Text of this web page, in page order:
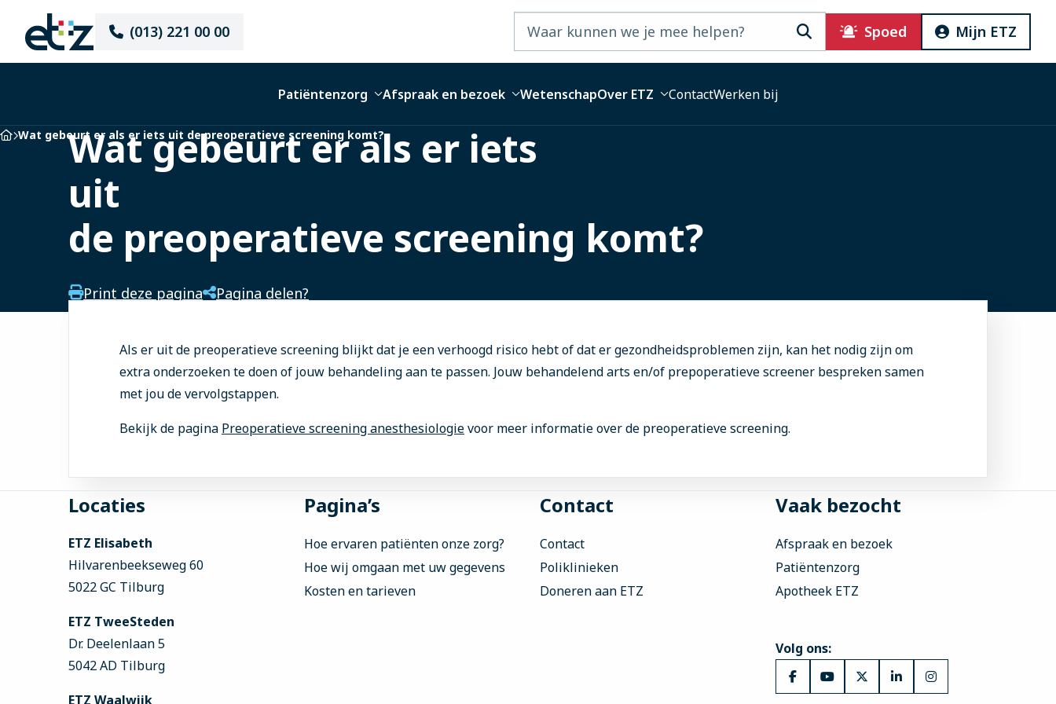
Elisabeth-
TweeSteden
Ziekenhuis
(013) 221 00 00 Zoeken Spoed Mijn ETZ
Patiëntenzorg Afspraak en bezoek WetenschapOver ETZ ContactWerken bij
Home
Wat gebeurt er als er iets uit de preoperatieve screening komt?
Wat gebeurt er als er iets
uit
de preoperatieve screening komt?
Print deze pagina Pagina delen?
Als er uit de preoperatieve screening blijkt dat je een verhoogd risico hebt of dat er gezondheidsproblemen zijn, kan het nodig zijn om
extra onderzoeken te doen of jouw behandeling aan te passen. Jouw behandelend arts en/of prepoperatieve screener bespreken samen
met jou de vervolgstappen.
Bekijk de pagina Preoperatieve screening anesthesiologievoor meer informatie over de preoperatieve screening.
footer
Locaties
ETZ Elisabeth
Hilvarenbeekseweg 60
5022 GC Tilburg
ETZ TweeSteden
Dr. Deelenlaan 5
5042 AD Tilburg
ETZ Waalwijk
Pagina’s
Hoe ervaren patiënten onze zorg?
Hoe wij omgaan met uw gegevens
Kosten en tarieven
Contact
Contact
Poliklinieken
Doneren aan ETZ
Vaak bezocht
Afspraak en bezoek
Patiëntenzorg
Apotheek ETZ
Volg ons:
Ga
Ga
Ga
Ga
Ga